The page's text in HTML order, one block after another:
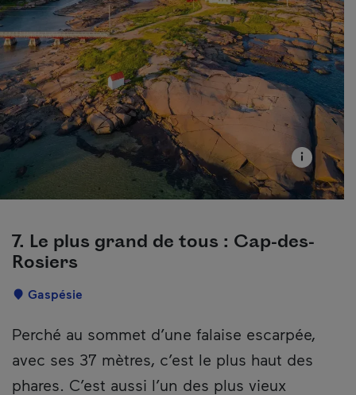
7. Le plus grand de tous : Cap-des-
Rosiers
Localisation
Gaspésie
Description
Perché au sommet d’une falaise escarpée,
avec ses 37 mètres, c’est le plus haut des
phares. C’est aussi l’un des plus vieux